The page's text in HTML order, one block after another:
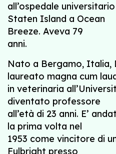
all’ospedale
Staten Island a Ocean
Breeze. Aveva 79
anni.
Nato a Bergamo, Italia,
laureato magna cum
in veterinaria
diventato professore
all’età di 23 anni. E’
la prima volta nel
1953 come vincitore di
Fulbright presso